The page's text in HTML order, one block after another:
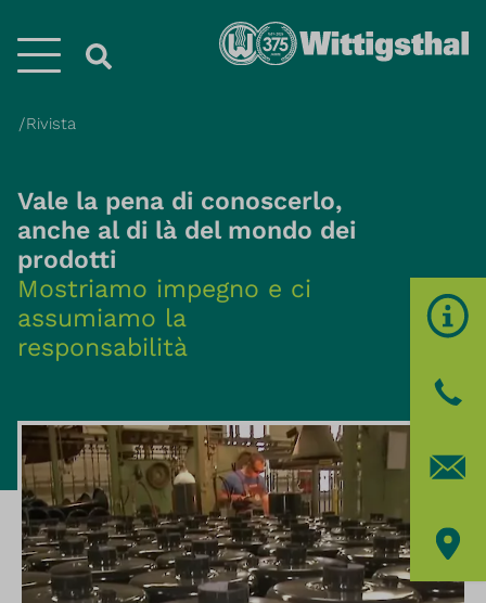
Menü
Rivista
Vale la pena di conoscerlo,
anche al di là del mondo dei
prodotti
Mostriamo impegno e ci
assumiamo la
responsabilità